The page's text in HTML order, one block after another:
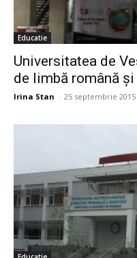
Educatie
Universitatea de
de limbă română și
Irina Stan - 25 septembrie 2015